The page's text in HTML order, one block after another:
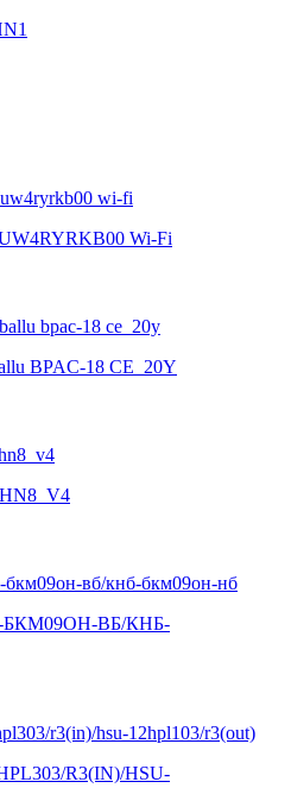
Wi-Fi
BPAC-18 CE_20Y
БКМ09ОН-ВБ/КНБ-
R3(IN)/HSU-